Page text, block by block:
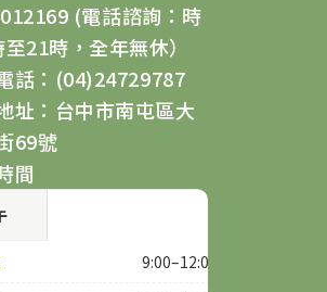
(電話諮詢：時
21時，全年無休）
話：(04)24729787
址：台中市南屯區大
69號
間
9:00–12:00